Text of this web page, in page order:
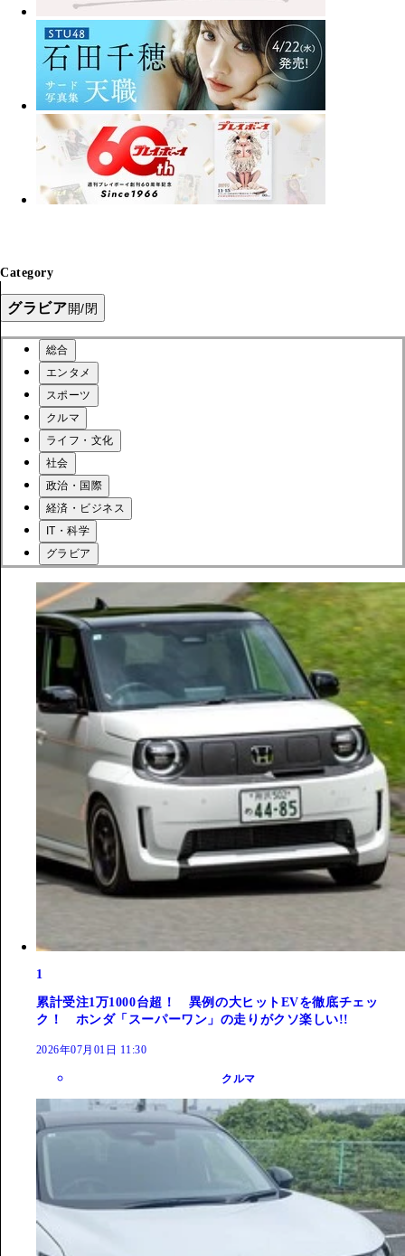
Category
グラビア開/閉
総合
エンタメ
スポーツ
クルマ
ライフ・文化
社会
政治・国際
経済・ビジネス
IT・科学
グラビア
1
累計受注1万1000台超！ 異例の大ヒットEVを徹底チェッ
ク！ ホンダ「スーパーワン」の走りがクソ楽しい!!
2026年07月01日 11:30
クルマ